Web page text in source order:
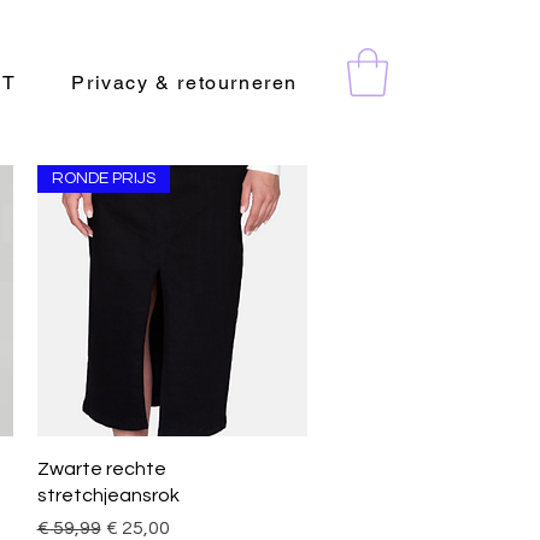
Privacy & retourneren
Snel overzicht
RONDE PRIJS
Zwarte rechte
stretchjeansrok
Normale prijs
€ 59,99 Verkoopprijs
€ 25,00